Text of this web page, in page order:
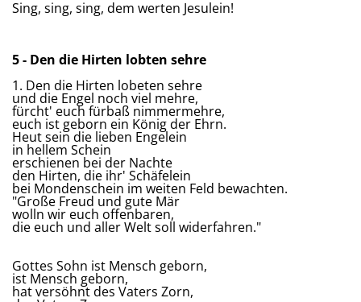
Sing, sing, sing, dem werten Jesulein!
5 - Den die Hirten lobten sehre
1. Den die Hirten lobeten sehre
und die Engel noch viel mehre,
fürcht' euch fürbaß nimmermehre,
euch ist geborn ein König der Ehrn.
Heut sein die lieben Engelein
in hellem Schein
erschienen bei der Nachte
den Hirten, die ihr' Schäfelein
bei Mondenschein im weiten Feld bewachten.
"Große Freud und gute Mär
wolln wir euch offenbaren,
die euch und aller Welt soll widerfahren."
Gottes Sohn ist Mensch geborn,
ist Mensch geborn,
hat versöhnt des Vaters Zorn,